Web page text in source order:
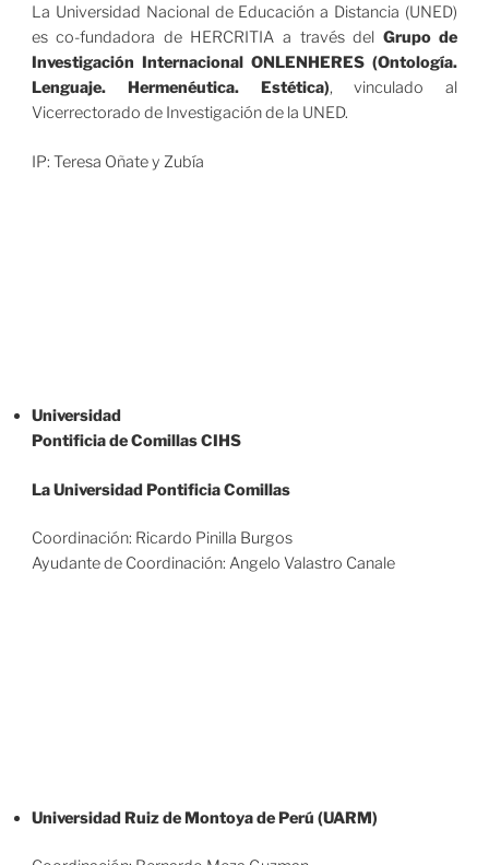
La Universidad Nacional de Educación a Distancia (UNED)
es co-fundadora de HERCRITIA a través del Grupo de
Investigación Internacional ONLENHERES (Ontología.
Lenguaje. Hermenéutica. Estética), vinculado al
Vicerrectorado de Investigación de la UNED.
IP: Teresa Oñate y Zubía
Universidad
Pontificia de Comillas CIHS
La Universidad Pontificia Comillas
Coordinación: Ricardo Pinilla Burgos
Ayudante de Coordinación: Angelo Valastro Canale
Universidad Ruiz de Montoya de Perú (UARM)